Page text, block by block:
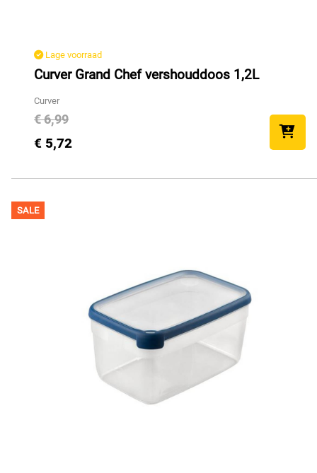
Lage voorraad
Curver Grand Chef vershouddoos 1,2L
Curver
€ 6,99
€ 5,72
SALE